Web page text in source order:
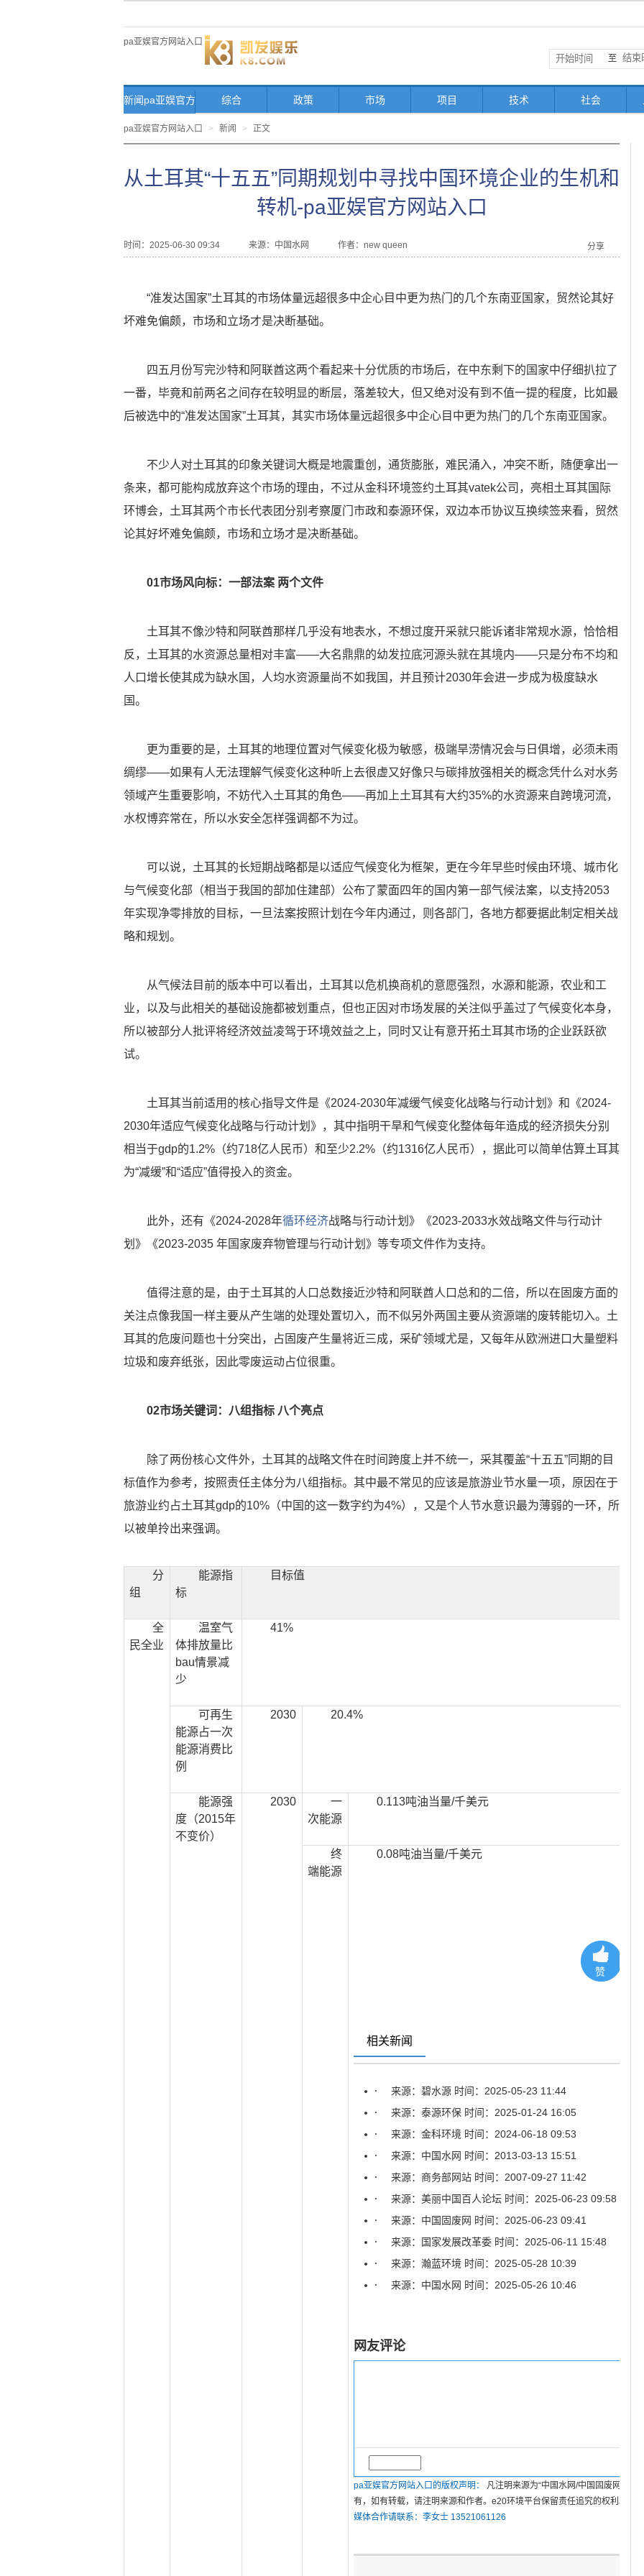
pa亚娱官方网站入口
至
新闻pa亚娱官方
网站入口首页
综合 政策 市场 项目 技术 社会
pa亚娱官方网站入口 > 新闻 > 正文
从土耳其“十五五”同期规划中寻找中国环境企业的生机和
转机-pa亚娱官方网站入口
时间：2025-06-30 09:34 来源： 中国水网 作者：new queen 分享
“准发达国家”土耳其的市场体量远超很多中企心目中更为热门的几个东南亚国家，贸然论其好
坏难免偏颇，市场和立场才是决断基础。
四五月份写完沙特和阿联酋这两个看起来十分优质的市场后，在中东剩下的国家中仔细扒拉了
一番，毕竟和前两名之间存在较明显的断层，落差较大，但又绝对没有到不值一提的程度，比如最
后被选中的“准发达国家”土耳其，其实市场体量远超很多中企心目中更为热门的几个东南亚国家。
不少人对土耳其的印象关键词大概是地震重创，通货膨胀，难民涌入，冲突不断，随便拿出一
条来，都可能构成放弃这个市场的理由，不过从金科环境签约土耳其vatek公司，亮相土耳其国际
环博会，土耳其两个市长代表团分别考察厦门市政和泰源环保，双边本币协议互换续签来看，贸然
论其好坏难免偏颇，市场和立场才是决断基础。
01市场风向标：一部法案 两个文件
土耳其不像沙特和阿联酋那样几乎没有地表水，不想过度开采就只能诉诸非常规水源，恰恰相
反，土耳其的水资源总量相对丰富——大名鼎鼎的幼发拉底河源头就在其境内——只是分布不均和
人口增长使其成为缺水国，人均水资源量尚不如我国，并且预计2030年会进一步成为极度缺水
国。
更为重要的是，土耳其的地理位置对气候变化极为敏感，极端旱涝情况会与日俱增，必须未雨
绸缪——如果有人无法理解气候变化这种听上去很虚又好像只与碳排放强相关的概念凭什么对水务
领域产生重要影响，不妨代入土耳其的角色——再加上土耳其有大约35%的水资源来自跨境河流，
水权博弈常在，所以水安全怎样强调都不为过。
可以说，土耳其的长短期战略都是以适应气候变化为框架，更在今年早些时候由环境、城市化
与气候变化部（相当于我国的部加住建部）公布了蒙面四年的国内第一部气候法案，以支持2053
年实现净零排放的目标，一旦法案按照计划在今年内通过，则各部门，各地方都要据此制定相关战
略和规划。
从气候法目前的版本中可以看出，土耳其以危机换商机的意愿强烈，水源和能源，农业和工
业，以及与此相关的基础设施都被划重点，但也正因对市场发展的关注似乎盖过了气候变化本身，
所以被部分人批评将经济效益凌驾于环境效益之上，同时又让有意开拓土耳其市场的企业跃跃欲
试。
土耳其当前适用的核心指导文件是《2024-2030年减缓气候变化战略与行动计划》和《2024-
2030年适应气候变化战略与行动计划》，其中指明干旱和气候变化整体每年造成的经济损失分别
相当于gdp的1.2%（约718亿人民币）和至少2.2%（约1316亿人民币），据此可以简单估算土耳其
为“减缓”和“适应”值得投入的资金。
此外，还有《2024-2028年循环经济战略与行动计划》《2023-2033水效战略文件与行动计
划》《2023-2035 年国家废弃物管理与行动计划》等专项文件作为支持。
值得注意的是，由于土耳其的人口总数接近沙特和阿联酋人口总和的二倍，所以在固废方面的
关注点像我国一样主要从产生端的处理处置切入，而不似另外两国主要从资源端的废转能切入。土
耳其的危废问题也十分突出，占固废产生量将近三成，采矿领域尤是，又每年从欧洲进口大量塑料
垃圾和废弃纸张，因此零废运动占位很重。
02市场关键词：八组指标 八个亮点
除了两份核心文件外，土耳其的战略文件在时间跨度上并不统一，采其覆盖“十五五”同期的目
标值作为参考，按照责任主体分为八组指标。其中最不常见的应该是旅游业节水量一项，原因在于
旅游业约占土耳其gdp的10%（中国的这一数字约为4%），又是个人节水意识最为薄弱的一环，所
以被单拎出来强调。
分
组
能源指
标
目标值
全
民全业
温室气
体排放量比
bau情景减
少
41%
可再生
能源占一次
能源消费比
例
2030 20.4%
能源强
度（2015年
不变价）
2030
一
次能源
0.113吨油当量/千美元
终
端能源
0.08吨油当量/千美元
赞
相关新闻
来源：碧水源 时间：2025-05-23 11:44
来源：泰源环保 时间：2025-01-24 16:05
来源：金科环境 时间：2024-06-18 09:53
来源：中国水网 时间：2013-03-13 15:51
来源：商务部网站 时间：2007-09-27 11:42
来源：美丽中国百人论坛 时间：2025-06-23 09:58
来源：中国固废网 时间：2025-06-23 09:41
来源：国家发展改革委 时间：2025-06-11 15:48
来源：瀚蓝环境 时间：2025-05-28 10:39
来源：中国水网 时间：2025-05-26 10:46
网友评论
pa亚娱官方网站入口的版权声明：
凡注明来源为“中国水网/中国固废网/中
有，如有转载，请注明来源和作者。e20环境平台保留责任追究的权利。
媒体合作请联系：李女士 13521061126